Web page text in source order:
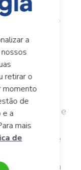
no seio
o nervo
de
delas.
superiores e
se,
É importante
a que é
exemplo, a
a
retirar o
momento
de
e a
mais
de